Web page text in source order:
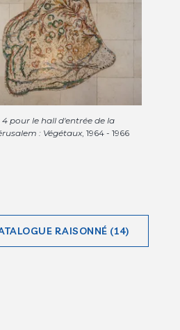
pour le hall d'entrée de la
: Végétaux, 1964 - 1966
RAISONNÉ (14)